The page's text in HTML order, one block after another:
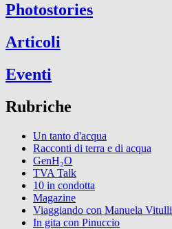
Photostories
Articoli
Eventi
Rubriche
Un tanto d'acqua
Racconti di terra e di acqua
GenH₂O
TVA Talk
10 in condotta
Magazine
Viaggiando con Manuela Vitulli
In gita con Pinuccio